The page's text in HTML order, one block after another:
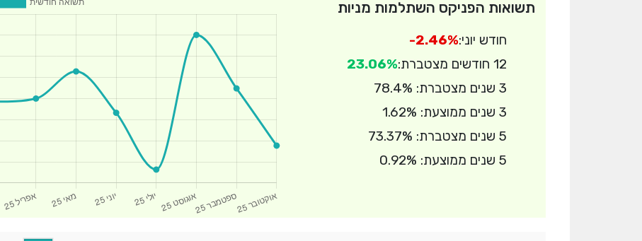
תשואות הפניקס השתלמות מניות
חודש יוני:-2.46%
12 חודשים מצטברת:
23.06%
3 שנים מצטברת: 78.4%
3 שנים ממוצעת: 1.62%
5 שנים מצטברת: 73.37%
5 שנים ממוצעת: 0.92%